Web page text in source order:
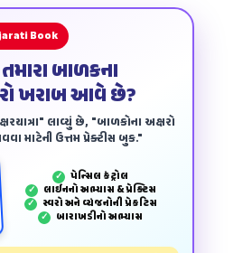
Book
બાળકના
ખરાબ આવે છે?
લાવ્યું છે, "બાળકોના અક્ષરો
માટેની ઉત્તમ પ્રેક્ટીસ બુક."
✓ પેન્‍સિલ કંટ્રોલ
✓ લાઈનનો અભ્યાસ & પ્રેક્ટિસ
✓ સ્વરો અને વ્યંજનોની પ્રેકટિસ
✓ બારાખડીનો અભ્યાસ